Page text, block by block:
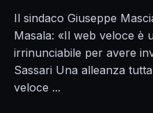
Il sindaco Giuseppe
Masala: «Il web veloce è
irrinunciabile per avere
Sassari Una alleanza
veloce ...